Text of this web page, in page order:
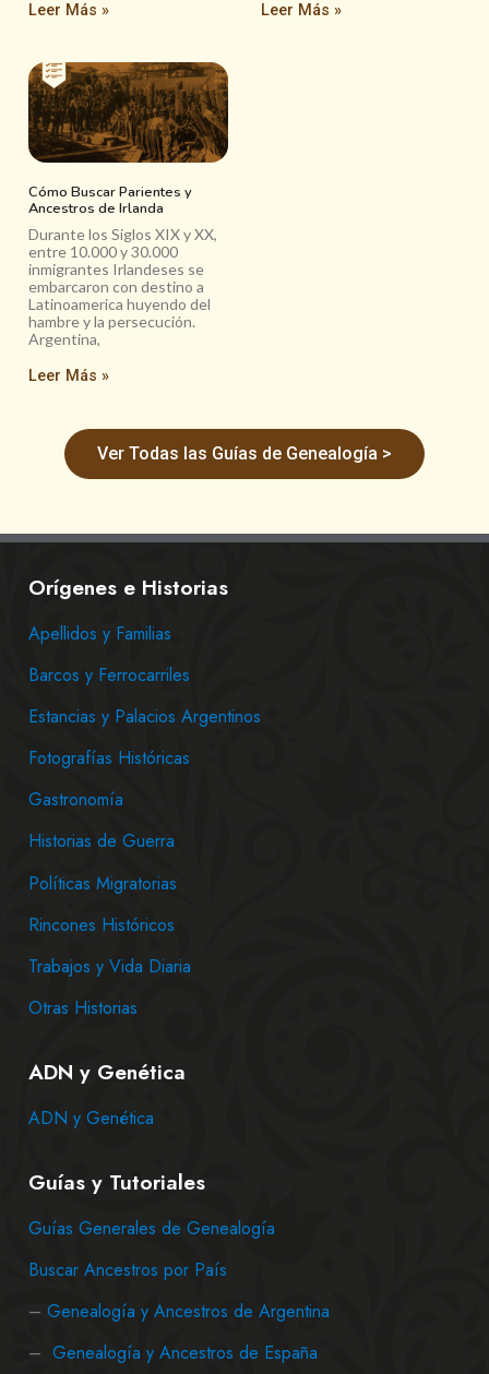
Leer Más »
Leer Más »
Cómo Buscar Parientes y
Ancestros de Irlanda
Durante los Siglos XIX y XX,
entre 10.000 y 30.000
inmigrantes Irlandeses se
embarcaron con destino a
Latinoamerica huyendo del
hambre y la persecución.
Argentina,
Leer Más »
Ver Todas las Guías de Genealogía >
Orígenes e Historias
Apellidos y Familias
Barcos y Ferrocarriles
Estancias y Palacios Argentinos
Fotografías Históricas
Gastronomía
Historias de Guerra
Políticas Migratorias
Rincones Históricos
Trabajos y Vida Diaria
Otras Historias
ADN y Genética
ADN y Genética
Guías y Tutoriales
Guías Generales de Genealogía
Buscar Ancestros por País
– Genealogía y Ancestros de Argentina
– Genealogía y Ancestros de España